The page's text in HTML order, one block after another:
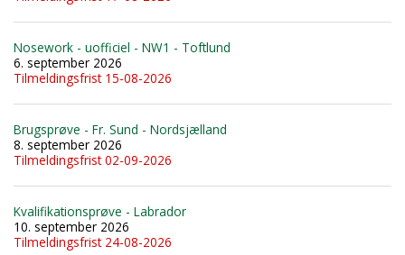
Nosework - uofficiel - NW1 - Toftlund
6. september 2026
Tilmeldingsfrist 15-08-2026
Brugsprøve - Fr. Sund - Nordsjælland
8. september 2026
Tilmeldingsfrist 02-09-2026
Kvalifikationsprøve - Labrador
10. september 2026
Tilmeldingsfrist 24-08-2026